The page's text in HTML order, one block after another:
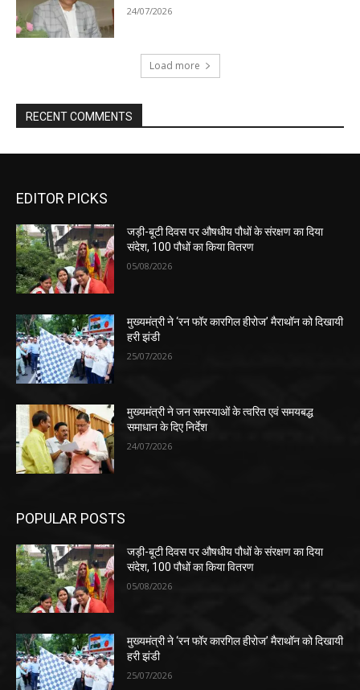
24/07/2026
Load more
RECENT COMMENTS
EDITOR PICKS
जड़ी-बूटी दिवस पर औषधीय पौधों के संरक्षण का दिया
संदेश, 100 पौधों का किया वितरण
05/08/2026
मुख्यमंत्री ने ‘रन फॉर कारगिल हीरोज’ मैराथॉन को दिखायी
हरी झंडी
25/07/2026
मुख्यमंत्री ने जन समस्याओं के त्वरित एवं समयबद्ध
समाधान के दिए निर्देश
24/07/2026
POPULAR POSTS
जड़ी-बूटी दिवस पर औषधीय पौधों के संरक्षण का दिया
संदेश, 100 पौधों का किया वितरण
05/08/2026
मुख्यमंत्री ने ‘रन फॉर कारगिल हीरोज’ मैराथॉन को दिखायी
हरी झंडी
25/07/2026